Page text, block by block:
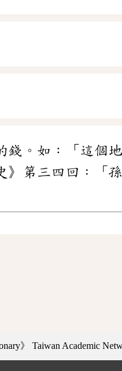
錢。如：「這個
》第三四回：「
》 Taiwan Academic